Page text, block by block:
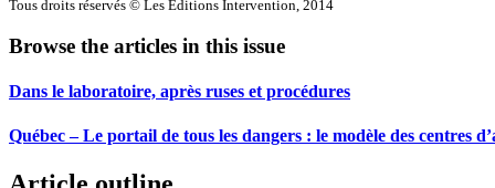
Tous droits réservés © Les Éditions Intervention, 2014
Browse the articles in this issue
Dans le laboratoire, après ruses et procédures
Québec – Le portail de tous les dangers : le modèle des centres